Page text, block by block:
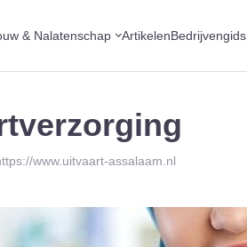
& Nalatenschap ArtikelenBedrijvengids
www.uitvaart-assalaam.nl